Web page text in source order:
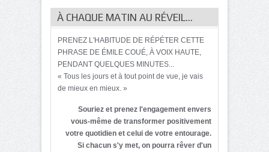
À CHAQUE MATIN AU RÉVEIL…
PRENEZ L'HABITUDE DE RÉPÉTER CETTE
PHRASE DE ÉMILE COUÉ, À VOIX HAUTE,
PENDANT QUELQUES MINUTES...
« Tous les jours et à tout point de vue, je vais
de mieux en mieux. »
Souriez et prenez l'engagement envers
vous-même de transformer positivement
votre quotidien et celui de votre entourage.
Si chacun s'y met, on pourra rêver d'un